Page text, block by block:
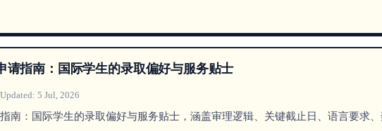
请指南：国际学生的录取偏好与服务贴士
Updated: 5 Jul, 2026
南：国际学生的录取偏好与服务贴士，涵盖审理逻辑、关键截止日、语言要求、